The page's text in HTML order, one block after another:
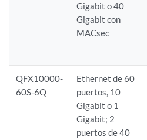
Gigabit o 40
Gigabit con
MACsec
QFX10000-
60S-6Q
Ethernet de 60
puertos, 10
Gigabit o 1
Gigabit; 2
puertos de 40